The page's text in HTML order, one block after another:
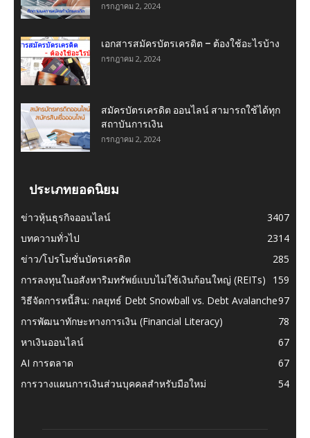
กรกฎาคม 2, 2024
เอกสารสมัครบัตรเครดิต – ต้องใช้อะไรบ้าง
กรกฎาคม 2, 2024
สมัครบัตรเครดิต ออนไลน์ สามารถใช้ได้ทุก
สถาบันการเงิน
กรกฎาคม 2, 2024
ประเภทยอดนิยม
ข่าวหุ้นธุรกิจออนไลน์
3407
บทความทั่วไป
2314
ข่าว/โปรโมชั่นบัตรเครดิต
285
การลงทุนในอสังหาริมทรัพย์แบบไม่ใช้เงินก้อนใหญ่ (REITs)
159
วิธีจัดการหนี้สิน: กลยุทธ์ Debt Snowball vs. Debt Avalanche97
การพัฒนาทักษะทางการเงิน (Financial Literacy)
78
หาเงินออนไลน์
67
AI การตลาด
67
การวางแผนการเงินส่วนบุคคลสำหรับมือใหม่
54